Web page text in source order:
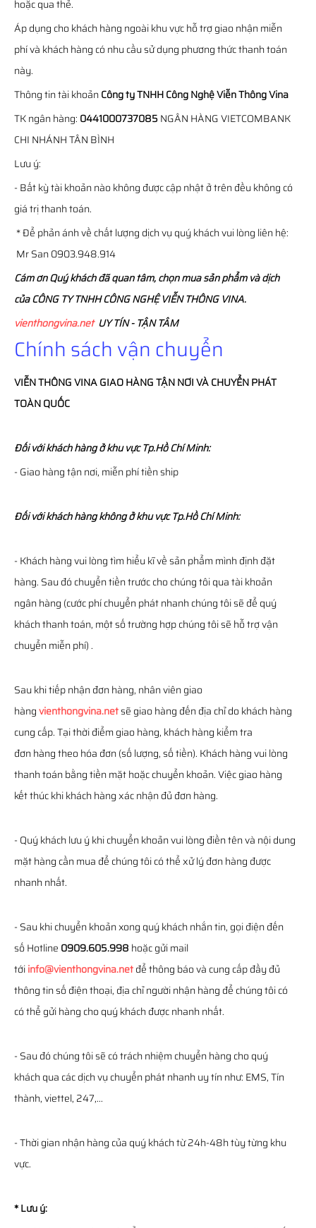
hoặc qua thẻ.
Áp dụng cho khách hàng ngoài khu vực hỗ trợ giao nhận miễn
phí và khách hàng có nhu cầu sử dụng phương thức thanh toán
này.
Thông tin tài khoảnCông ty TNHH Công Nghệ Viễn Thông Vina
TK ngân hàng: 0441000737085NGÂN HÀNG VIETCOMBANK
CHI NHÁNH TÂN BÌNH
Lưu ý:
- Bất kỳ tài khoản nào không được cập nhật ở trên đều không có
giá trị thanh toán.
* Để phản ánh về chất lượng dịch vụ quý khách vui lòng liên hệ:
Mr San 0903.948.914
Cám ơn Quý khách đã quan tâm, chọn mua sản phẩm và dịch
của CÔNG TY TNHH CÔNG NGHỆ VIỄN THÔNG VINA.
vienthongvina.netUY TÍN - TẬN TÂM
Chính sách vận chuyển
VIỄN THÔNGVINAGIAO HÀNG TẬN NƠI VÀ CHUYỂN PHÁT
TOÀN QUỐC
Đối với khách hàng ở khu vực Tp.Hồ Chí Minh:
- Giao hàng tận nơi, miễn phí tiền ship
Đối với khách hàng không ở khu vực Tp.Hồ Chí Minh:
- Khách hàng vui lòng tìm hiểu kĩ về sản phẩm mình định đặt
hàng. Sau đó chuyển tiền trước cho chúng tôi qua tài khoản
ngân hàng (cước phí chuyển phát nhanh chúng tôi sẽ để quý
khách thanh toán, một số trường hợp chúng tôi sẽ hỗ trợ vận
chuyển miễn phí) .
Sau khi tiếp nhận đơn hàng, nhân viên giao
hàngvienthongvina.netsẽ giao hàng đến địa chỉ do khách hàng
cung cấp. Tại thời điểm giao hàng, khách hàng kiểm tra
đơn hàng theo hóa đơn (số lượng, số tiền). Khách hàng vui lòng
thanh toán bằng tiền mặt hoặc chuyển khoản. Việc giao hàng
kết thúc khi khách hàng xác nhận đủ đơn hàng.
- Quý khách lưu ý khi chuyển khoản vui lòng điền tên và nội dung
mặt hàng cần mua để chúng tôi có thể xử lý đơn hàng được
nhanh nhất.
- Sau khi chuyển khoản xong quý khách nhắn tin, gọi điện đến
số Hotline 0909.605.998 hoặc gửi mail
tớiinfo@vienthongvina.netđể thông báo và cung cấp đầy đủ
thông tin số điện thoại, địa chỉ người nhận hàng để chúng tôi có
có thể gửi hàng cho quý khách được nhanh nhất.
- Sau đó chúng tôi sẽ có trách nhiệm chuyển hàng cho quý
khách qua các dịch vụ chuyển phát nhanh uy tín như: EMS, Tín
thành, viettel, 247,...
- Thời gian nhận hàng của quý khách từ 24h-48h tùy từng khu
vực.
* Lưu ý: